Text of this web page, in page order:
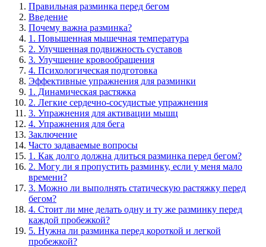
Правильная разминка перед бегом
Введение
Почему важна разминка?
1. Повышенная мышечная температура
2. Улучшенная подвижность суставов
3. Улучшение кровообращения
4. Психологическая подготовка
Эффективные упражнения для разминки
1. Динамическая растяжка
2. Легкие сердечно-сосудистые упражнения
3. Упражнения для активации мышц
4. Упражнения для бега
Заключение
Часто задаваемые вопросы
1. Как долго должна длиться разминка перед бегом?
2. Могу ли я пропустить разминку, если у меня мало
времени?
3. Можно ли выполнять статическую растяжку перед
бегом?
4. Стоит ли мне делать одну и ту же разминку перед
каждой пробежкой?
5. Нужна ли разминка перед короткой и легкой
пробежкой?